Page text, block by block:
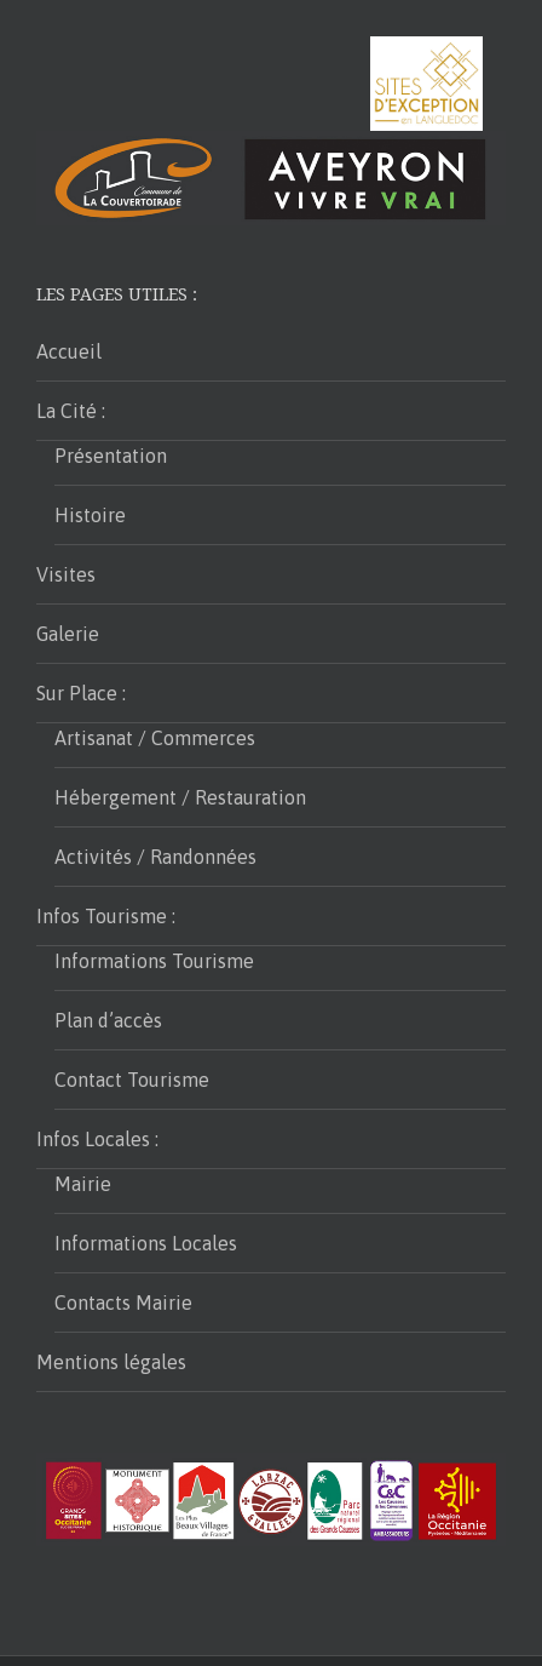
LES PAGES UTILES :
Accueil
La Cité :
Présentation
Histoire
Visites
Galerie
Sur Place :
Artisanat / Commerces
Hébergement / Restauration
Activités / Randonnées
Infos Tourisme :
Informations Tourisme
Plan d’accès
Contact Tourisme
Infos Locales :
Mairie
Informations Locales
Contacts Mairie
Mentions légales